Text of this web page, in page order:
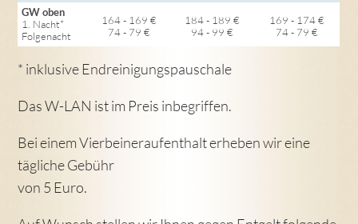
GW oben
1. Nacht*
Folgenacht
164 - 169 €
74 - 79 €
184 - 189 €
94 - 99 €
169 - 174 €
74 - 79 €
* inklusive Endreinigungspauschale
Das W-LAN ist im Preis inbegriffen.
Bei einem Vierbeineraufenthalt erheben wir eine
tägliche Gebühr
von 5 Euro.